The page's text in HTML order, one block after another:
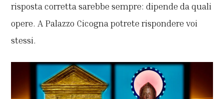
risposta corretta sarebbe sempre: dipende da quali
opere. A Palazzo Cicogna potrete rispondere voi
stessi.